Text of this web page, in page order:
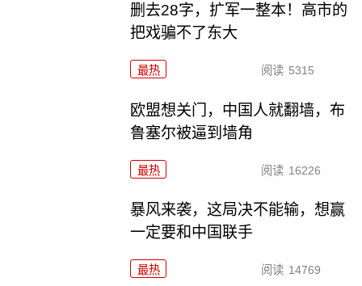
删去28字，扩军一整本！高市的
把戏骗不了东大
最热 阅读 5315
欧盟想关门，中国人就翻墙，布
鲁塞尔被逼到墙角
最热 阅读 16226
暴风来袭，这局决不能输，想赢
一定要和中国联手
最热 阅读 14769